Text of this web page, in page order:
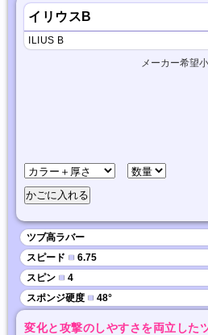
イリウスB
ILIUS B
メーカー希望
ツブ高ラバー
スピード ■ 6.75
スピン ■ 4
スポンジ硬度 ■ 48°
変化と攻撃のしやすさを両立した